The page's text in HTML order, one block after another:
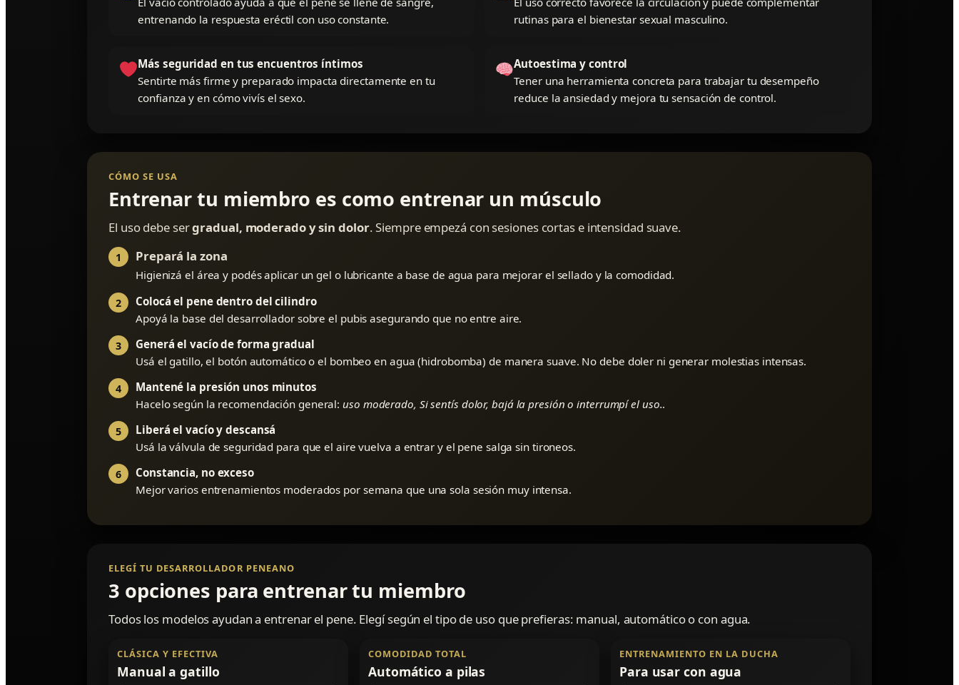
entrenando la respuesta eréctil con uso constante.
rutinas para el bienestar sexual masculino.
Más seguridad en tus encuentros íntimos
Sentirte más firme y preparado impacta directamente en tu
confianza y en cómo vivís el sexo.
Autoestima y control
Tener una herramienta concreta para trabajar tu desempeño
reduce la ansiedad y mejora tu sensación de control.
CÓMO SE USA
Entrenar tu miembro es como entrenar un músculo
El uso debe sergradual, moderado y sin dolor. Siempre empezá con sesiones cortas e intensidad suave.
1 Prepará la zona
Higienizá el área y podés aplicar un gel o lubricante a base de agua para mejorar el sellado y la comodidad.
2
Colocá el pene dentro del cilindro
Apoyá la base del desarrollador sobre el pubis asegurando que no entre aire.
3
Generá el vacío de forma gradual
Usá el gatillo, el botón automático o el bombeo en agua (hidrobomba) de manera suave. No debe doler ni generar molestias intensas.
4
Mantené la presión unos minutos
Hacelo según la recomendación general:uso moderado, Si sentís dolor, bajá la presión o interrumpí el uso..
5
Liberá el vacío y descansá
Usá la válvula de seguridad para que el aire vuelva a entrar y el pene salga sin tironeos.
6
Constancia, no exceso
Mejor varios entrenamientos moderados por semana que una sola sesión muy intensa.
ELEGÍ TU DESARROLLADOR PENEANO
3 opciones para entrenar tu miembro
Todos los modelos ayudan a entrenar el pene. Elegí según el tipo de uso que prefieras: manual, automático o con agua.
CLÁSICA Y EFECTIVA
Manual a gatillo
COMODIDAD TOTAL
Automático a pilas
ENTRENAMIENTO EN LA DUCHA
Para usar con agua